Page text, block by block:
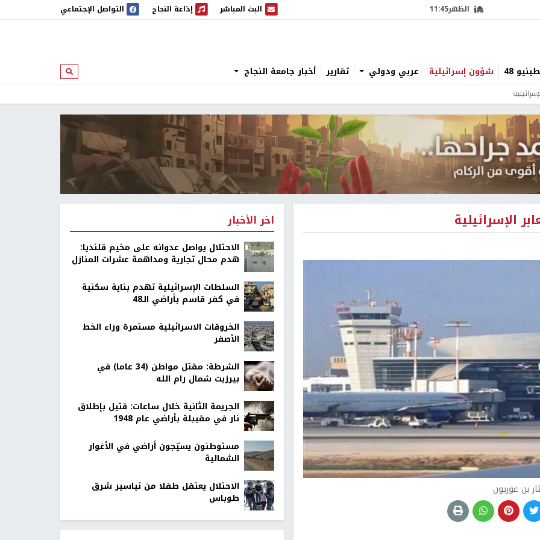
الظهر11:45 البث المباشر
البث المباشر إذاعة النجاح
إذاعة النجاح التواصل الإجتماعي
48 شؤون إسرائيلية عربي ودولي تقارير أخبار جامعة النجاح ابحث
الإسرائيلية
بن غوريون
اخر الأخبار
الاحتلال يواصل عدوانه على مخيم قلنديا:
هدم محال تجارية ومداهمة عشرات المنازل
السلطات الإسرائيلية تهدم بناية سكنية
في كفر قاسم بأراضي الـ48
الخروقات الاسرائيلية مستمرة وراء الخط
الأصفر
الشرطة: مقتل مواطن (34 عاما) في
بيرزيت شمال رام الله
الجريمة الثانية خلال ساعات: قتيل بإطلاق
نار في مقيبلة بأراضي عام 1948
مستوطنون يسيّجون أراضي في الأغوار
الشمالية
الاحتلال يعتقل طفلا من تياسير شرق
طوباس